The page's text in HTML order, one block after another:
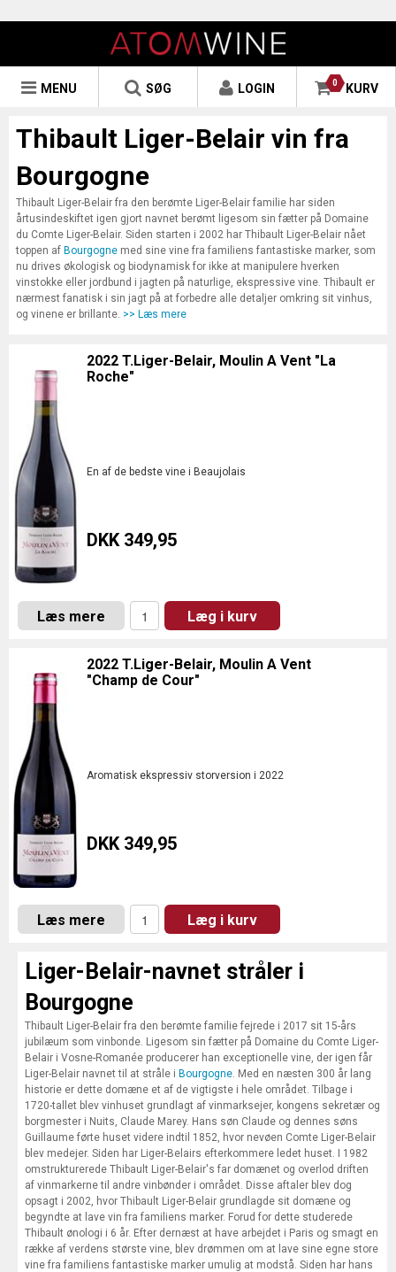
0 KURV
LOGIN
SØG
MENU
Thibault Liger-Belair vin fra
Bourgogne
Thibault Liger-Belair fra den berømte Liger-Belair familie har siden
årtusindeskiftet igen gjort navnet berømt ligesom sin fætter på Domaine
du Comte Liger-Belair. Siden starten i 2002 har Thibault Liger-Belair nået
toppen af Bourgogne med sine vine fra familiens fantastiske marker, som
nu drives økologisk og biodynamisk for ikke at manipulere hverken
vinstokke eller jordbund i jagten på naturlige, ekspressive vine. Thibault er
nærmest fanatisk i sin jagt på at forbedre alle detaljer omkring sit vinhus,
og vinene er brillante. >> Læs mere
2022 T.Liger-Belair, Moulin A Vent "La
Roche"
En af de bedste vine i Beaujolais
DKK 349,95
Læs mere Læg i kurv
2022 T.Liger-Belair, Moulin A Vent
"Champ de Cour"
Aromatisk ekspressiv storversion i 2022
DKK 349,95
Læs mere Læg i kurv
Liger-Belair-navnet stråler i
Bourgogne
Thibault Liger-Belair fra den berømte familie fejrede i 2017 sit 15-års
jubilæum som vinbonde. Ligesom sin fætter på Domaine du Comte Liger-
Belair i Vosne-Romanée producerer han exceptionelle vine, der igen får
Liger-Belair navnet til at stråle i Bourgogne. Med en næsten 300 år lang
historie er dette domæne et af de vigtigste i hele området. Tilbage i
1720-tallet blev vinhuset grundlagt af vinmarksejer, kongens sekretær og
borgmester i Nuits, Claude Marey. Hans søn Claude og dennes søns
Guillaume førte huset videre indtil 1852, hvor nevøen Comte Liger-Belair
blev medejer. Siden har Liger-Belairs efterkommere ledet huset. I 1982
omstrukturerede Thibault Liger-Belair's far domænet og overlod driften
af vinmarkerne til andre vinbønder i området. Disse aftaler blev dog
opsagt i 2002, hvor Thibault Liger-Belair grundlagde sit domæne og
begyndte at lave vin fra familiens marker. Forud for dette studerede
Thibault ønologi i 6 år. Efter dernæst at have arbejdet i Paris og smagt en
række af verdens største vine, blev drømmen om at lave sine egne store
vine fra familiens fantastiske marker umulig at modstå. Siden har hans